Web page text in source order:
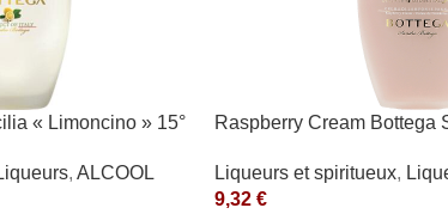
« Limoncino » 15°
, ALCOOL
Raspberry Cream Bottega
Liqueurs et spiritueux,
9,32€